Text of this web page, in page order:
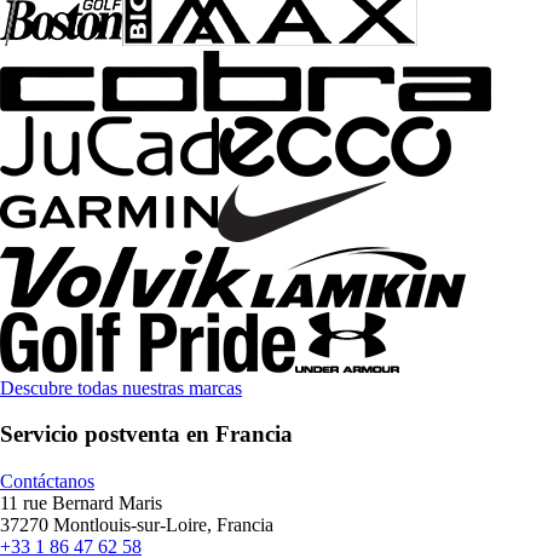
Descubre todas nuestras marcas
Servicio postventa en Francia
Contáctanos
11 rue Bernard Maris
37270 Montlouis-sur-Loire, Francia
+33 1 86 47 62 58